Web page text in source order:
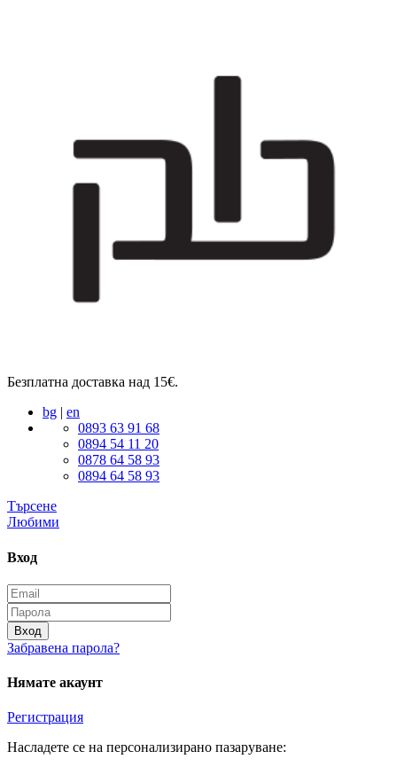
Безплатна доставка над 15€.
bg | en
0893 63 91 68
0894 54 11 20
0878 64 58 93
0894 64 58 93
Търсене
Любими
Вход
Вход
Забравена парола?
Нямате акаунт
Регистрация
Насладете се на персонализирано пазаруване: